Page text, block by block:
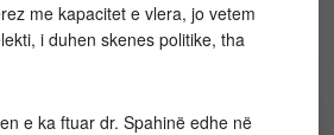
me kapacitet e vlera, jo vetem
i duhen skenes politike, tha
e ka ftuar dr. Spahinë edhe në